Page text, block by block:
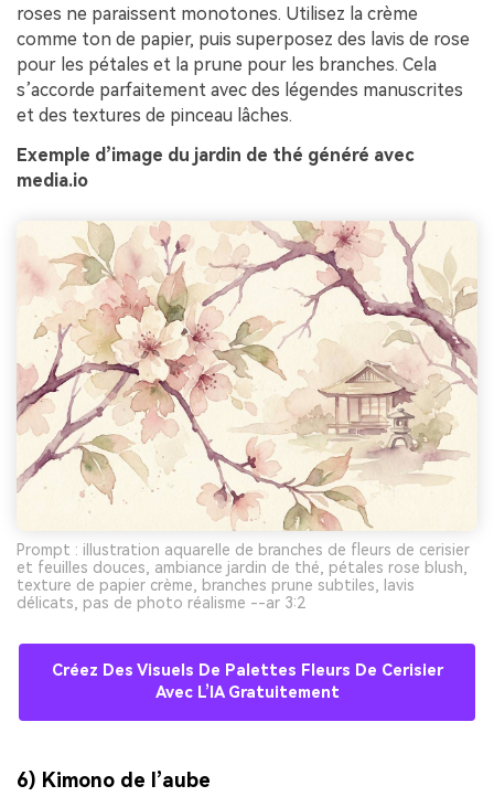
roses ne paraissent monotones. Utilisez la crème
comme ton de papier, puis superposez des lavis de rose
pour les pétales et la prune pour les branches. Cela
s’accorde parfaitement avec des légendes manuscrites
et des textures de pinceau lâches.
Exemple d’image du jardin de thé généré avec
media.io
Prompt : illustration aquarelle de branches de fleurs de cerisier
et feuilles douces, ambiance jardin de thé, pétales rose blush,
texture de papier crème, branches prune subtiles, lavis
délicats, pas de photo réalisme --ar 3:2
Créez Des Visuels De Palettes Fleurs De Cerisier
Avec L’IA Gratuitement
6) Kimono de l’aube